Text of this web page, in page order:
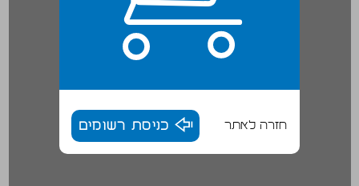
חזרה לאתר כניסת רשומים